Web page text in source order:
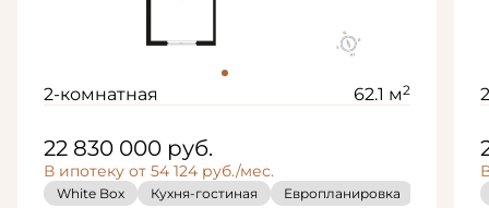
2-комнатная 62.1 м2
22 830 000 руб.
В ипотеку от 54 124 руб./мес.
White Box Кухня-гостиная Европланировка